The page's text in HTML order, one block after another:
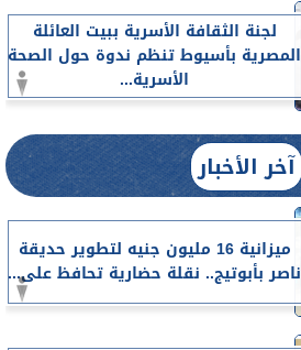
لجنة الثقافة الأسرية ببيت العائلة
المصرية بأسيوط تنظم ندوة حول الصحة
الأسرية...
آخر الأخبار
ميزانية 16 مليون جنيه لتطوير حديقة
ناصر بأبوتيج.. نقلة حضارية تحافظ على...